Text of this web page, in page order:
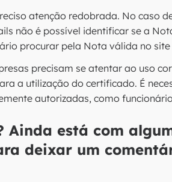
atenção redobrada. No caso
não é possível identificar se a
procurar pela Nota válida no site
precisam se atentar ao uso
a utilização do certificado. É
autorizadas, como
Ainda está com
deixar um